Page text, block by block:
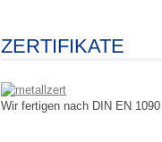
ZERTIFIKATE
Wir fertigen nach DIN EN 1090